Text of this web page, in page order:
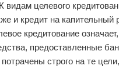
целевого
и кредит на капительный
кредитование
предоставленные
строго на те